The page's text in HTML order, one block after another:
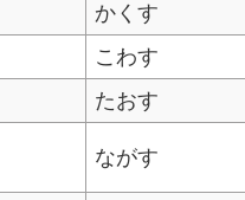
かくす
こわす
たおす
ながす